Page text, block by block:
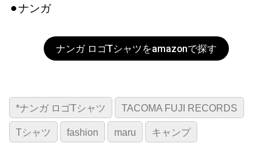
⚫︎ナンガ
ナンガ ロゴTシャツをamazonで探す
*ナンガ ロゴTシャツ TACOMA FUJI RECORDS
Tシャツ fashion maru キャンプ